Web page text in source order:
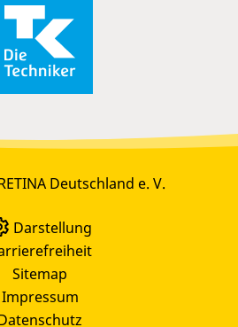
Deutschland e. V.
Darstellung
Sitemap
Impressum